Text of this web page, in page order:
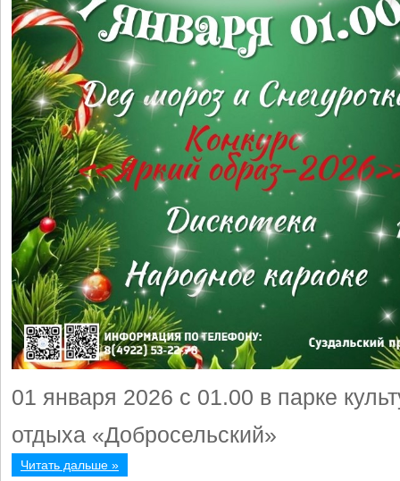
01 января 2026 с 01.00 в парке
отдыха «Добросельский»
Читать дальше »